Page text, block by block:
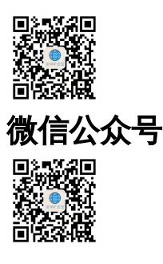
微信公众号